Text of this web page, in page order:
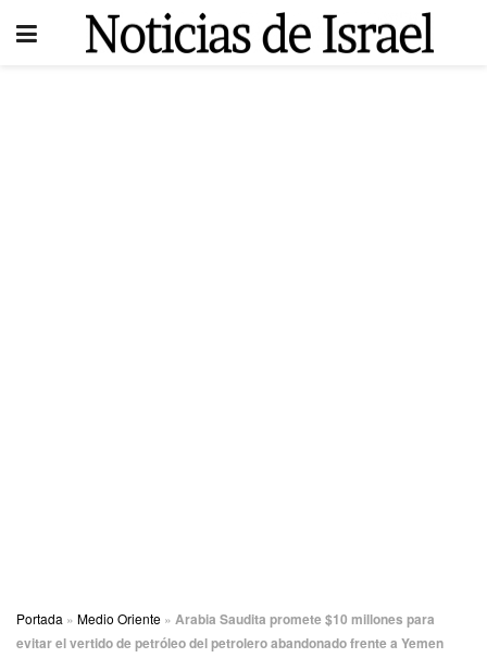
Portada » Medio Oriente » Arabia Saudita promete $10 millones para
evitar el vertido de petróleo del petrolero abandonado frente a Yemen